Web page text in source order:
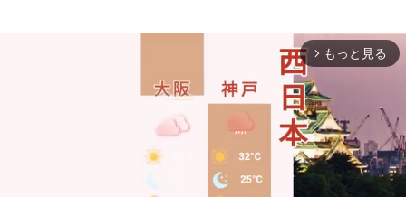
arrow_forward_ios もっと見る